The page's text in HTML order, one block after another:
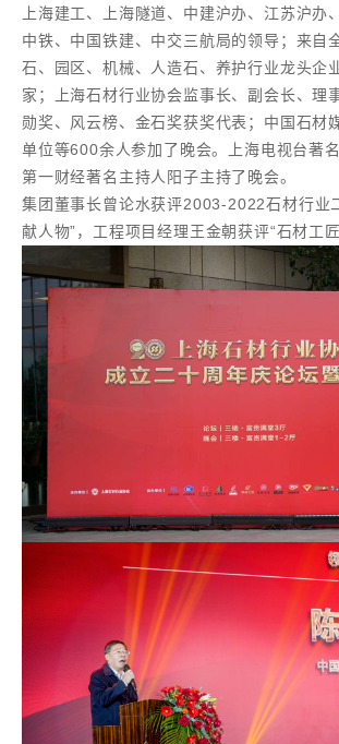
上海建工、上海隧道、中建沪办、江苏沪办
中铁、中国铁建、中交三航局的领导；来自
石、园区、机械、人造石、养护行业龙头企
家；上海石材行业协会监事长、副会长、理
勋奖、风云榜、金石奖获奖代表；中国石材
单位等600余人参加了晚会。上海电视台著
第一财经著名主持人阳子主持了晚会。
集团董事长曾论水获评2003-2022石材行业
献人物”，工程项目经理王金朝获评“石材工匠